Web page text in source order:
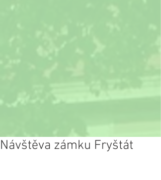
Návštěva zámku Fryštát